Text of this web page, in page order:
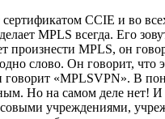
сертификатом CCIE и во
MPLS всегда. Его
произнести MPLS, он
слово. Он говорит, что
говорит «MPLSVPN». В
Но на самом деле нет!
учреждениями,